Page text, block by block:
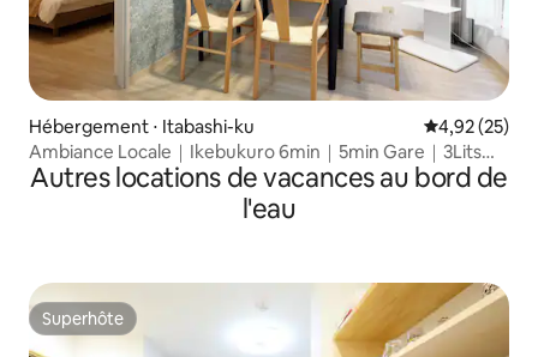
Hébergement ⋅ Itabashi-ku Évaluation
4,92 (25)
Ambiance Locale｜Ikebukuro 6min｜5min Gare｜3Lits＋
｜6P
Autres locations de vacances au bord de
l'eau
Superhôte
Superhôte